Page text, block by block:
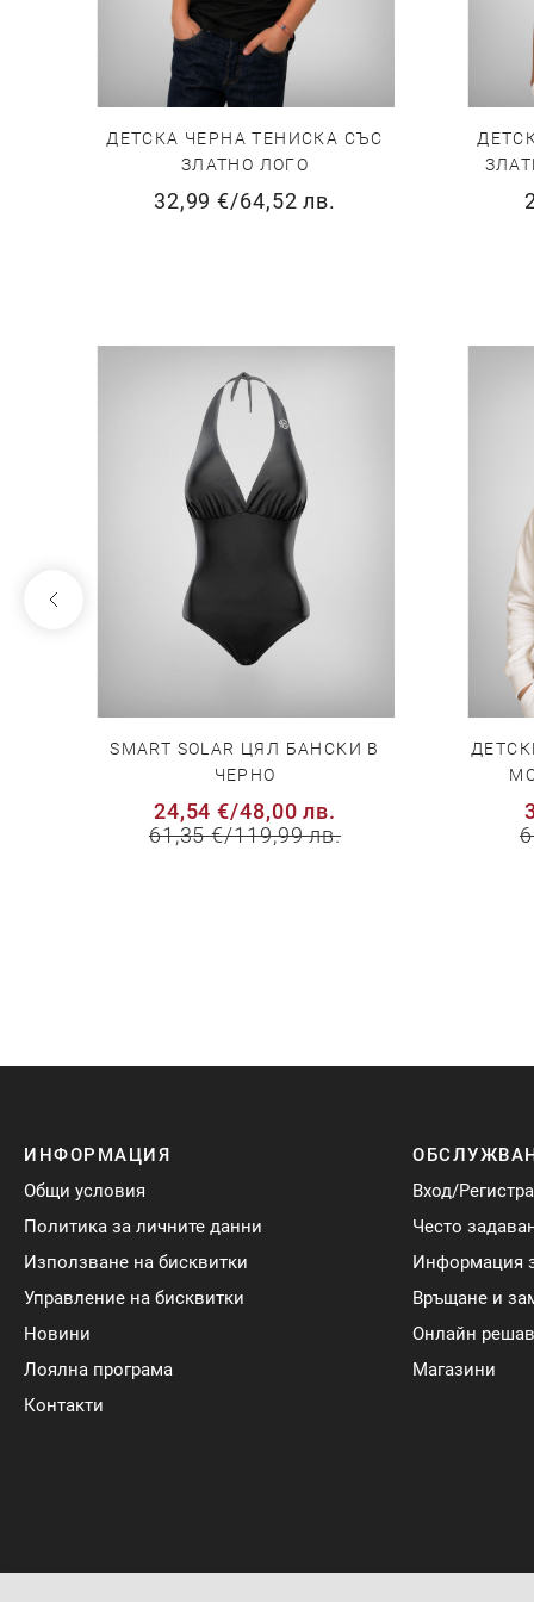
ДЕТСКА ЧЕРНА ТЕНИСКА СЪС
ЗЛАТНО ЛОГО
32,99 €/64,52 лв.
SMART SOLAR ЦЯЛ БАНСКИ В
ЧЕРНО
24,54 €/48,00 лв.
61,35 €/119,99 лв.
ИНФОРМАЦИЯ
Общи условия
Политика за личните данни
Използване на бисквитки
Управление на бисквитки
Новини
Лоялна програма
Контакти
Вход/
Често
Информация
Връщане и
Онлайн
Магазини